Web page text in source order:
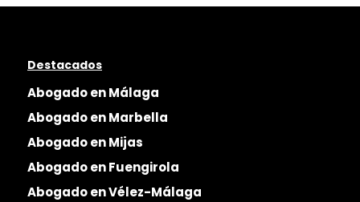
Destacados
Abogado en Málaga
Abogado en Marbella
Abogado en Mijas
Abogado en Fuengirola
Abogado en Vélez-Málaga